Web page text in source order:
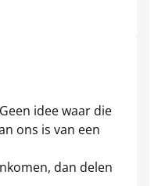
idee waar die
ons is van een
dan delen